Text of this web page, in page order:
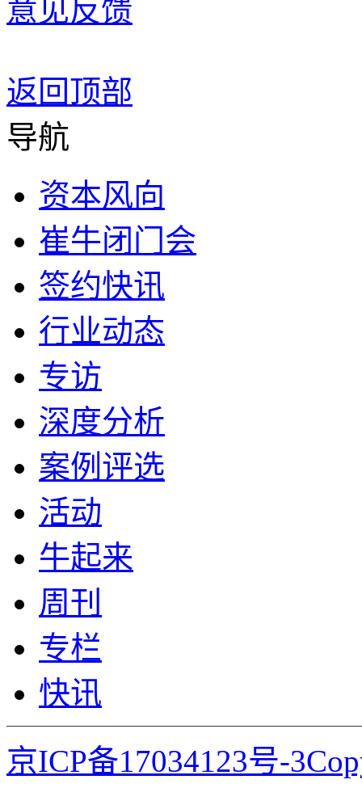
意见反馈
返回顶部
导航
资本风向
崔牛闭门会
签约快讯
行业动态
专访
深度分析
案例评选
活动
牛起来
周刊
专栏
快讯
京ICP备17034123号-